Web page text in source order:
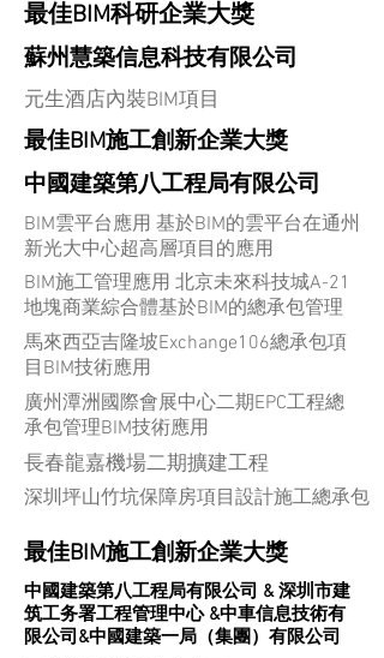
最佳BIM科研企業大獎
蘇州慧築信息科技有限公司
元生酒店內裝BIM項目
最佳BIM施工創新企業大獎
中國建築第八工程局有限公司
BIM雲平台應用 基於BIM的雲平台在通州
新光大中心超高層項目的應用
BIM施工管理應用 北京未來科技城A-21
地塊商業綜合體基於BIM的總承包管理
馬來西亞吉隆坡Exchange106總承包項
目BIM技術應用
廣州潭洲國際會展中心二期EPC工程總
承包管理BIM技術應用
長春龍嘉機場二期擴建工程
深圳坪山竹坑保障房項目設計施工總承包
最佳BIM施工創新企業大獎
中國建築第八工程局有限公司 & 深圳市建
筑工务署工程管理中心 &中車信息技術有
限公司&中國建築一局（集團）有限公司